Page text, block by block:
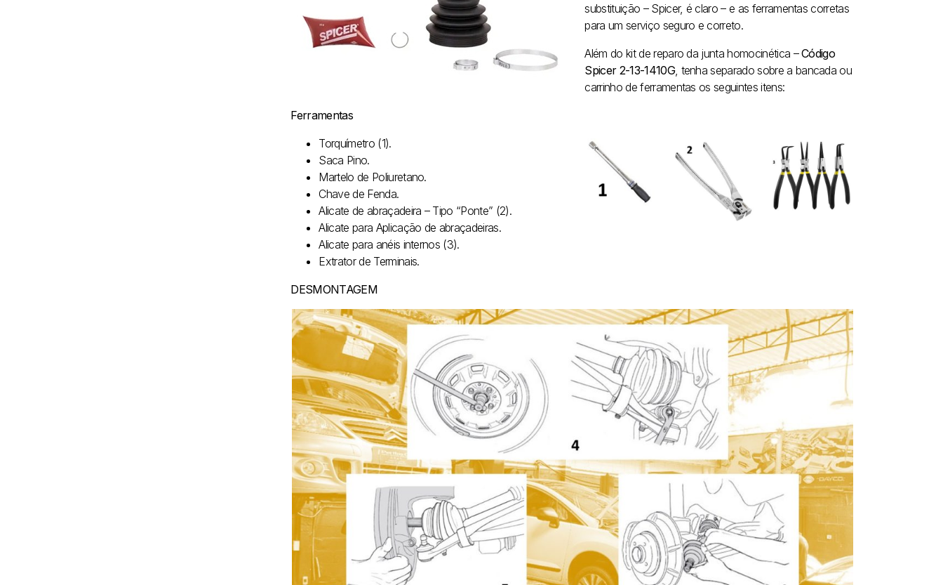
substituição – Spicer, é claro – e as ferramentas corretas
para um serviço seguro e correto.
Além do kit de reparo da junta homocinética –Código
Spicer 2-13-1410G, tenha separado sobre a bancada ou
carrinho de ferramentas os seguintes itens:
Ferramentas
Torquímetro (1).
Saca Pino.
Martelo de Poliuretano.
Chave de Fenda.
Alicate de abraçadeira – Tipo “Ponte” (2).
Alicate para Aplicação de abraçadeiras.
Alicate para anéis internos (3).
Extrator de Terminais.
DESMONTAGEM